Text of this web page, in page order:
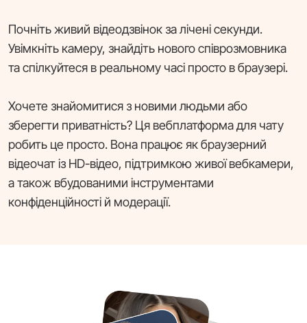
Почніть живий відеодзвінок за лічені секунди.
Увімкніть камеру, знайдіть нового співрозмовника
та спілкуйтеся в реальному часі просто в браузері.
Хочете знайомитися з новими людьми або
зберегти приватність? Ця вебплатформа для чату
робить це просто. Вона працює як браузерний
відеочат із HD-відео, підтримкою живої вебкамери,
а також вбудованими інструментами
конфіденційності й модерації.